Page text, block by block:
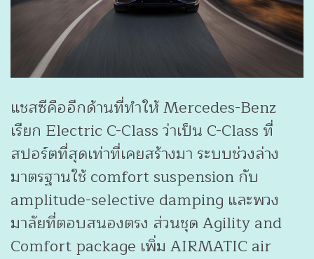
แชสซีคืออีกด้านที่ทำให้ Mercedes-Benz
เรียก Electric C-Class ว่าเป็น C-Class ที่
สปอร์ตที่สุดเท่าที่เคยสร้างมา ระบบช่วงล่าง
มาตรฐานใช้ comfort suspension กับ
amplitude-selective damping และพวง
มาลัยที่ตอบสนองตรง ส่วนชุด Agility and
Comfort package เพิ่ม AIRMATIC air